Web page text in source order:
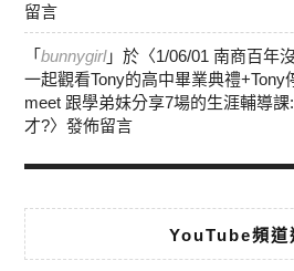
留言
「bunnygirl」於〈1/06/01 南商百年
一起觀看Tony的高中畢業典禮+Tony
meet 跟學弟妹分享7場的生涯輔導
才?〉發佈留言
YouTube頻道